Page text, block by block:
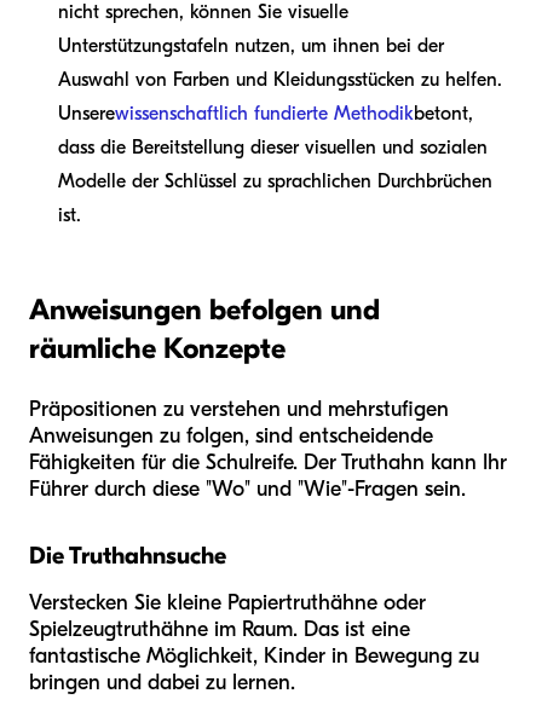
nicht sprechen, können Sie visuelle
Unterstützungstafeln nutzen, um ihnen bei der
Auswahl von Farben und Kleidungsstücken zu helfen.
Unserewissenschaftlich fundierte Methodikbetont,
dass die Bereitstellung dieser visuellen und sozialen
Modelle der Schlüssel zu sprachlichen Durchbrüchen
ist.
Anweisungen befolgen und
räumliche Konzepte
Präpositionen zu verstehen und mehrstufigen
Anweisungen zu folgen, sind entscheidende
Fähigkeiten für die Schulreife. Der Truthahn kann Ihr
Führer durch diese "Wo" und "Wie"-Fragen sein.
Die Truthahnsuche
Verstecken Sie kleine Papiertruthähne oder
Spielzeugtruthähne im Raum. Das ist eine
fantastische Möglichkeit, Kinder in Bewegung zu
bringen und dabei zu lernen.